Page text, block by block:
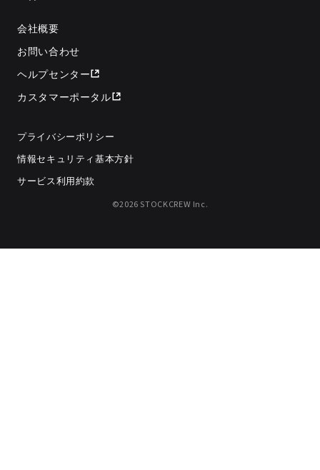
会社概要
お問い合わせ
ヘルプセンター
カスタマーポータル
©2026 STOCKCREW Inc.
プライバシーポリシー
情報セキュリティ基本方針
サービス利用約款